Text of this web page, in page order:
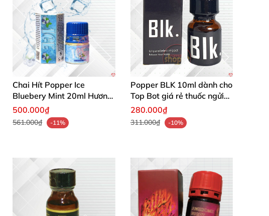
Chai Hít Popper Ice
Bluebery Mint 20ml Hương
Bạc Hà Mát Lạnh
500.000₫
561.000₫ -11%
Popper BLK 10ml dành cho
Top Bot giá rẻ thuốc ngửi
kích thích tình dục
280.000₫
311.000₫ -10%